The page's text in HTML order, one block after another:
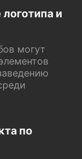
и
могут
по